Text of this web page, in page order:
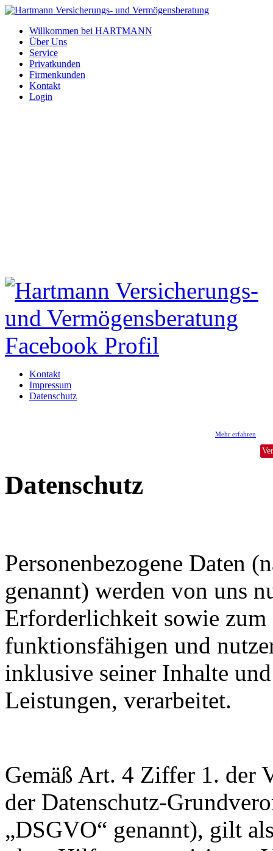
Willkommen bei HARTMANN
Über Uns
Service
Privatkunden
Firmenkunden
Kontakt
Login
Kontakt
Impressum
Datenschutz
Mehr erfahren
Datenschutz
Personenbezogene Daten
genannt) werden von uns
Erforderlichkeit sowie zum
funktionsfähigen und
inklusive seiner Inhalte
Leistungen, verarbeitet.
Gemäß Art. 4 Ziffer 1. der
der Datenschutz-
„DSGVO“ genannt), gilt